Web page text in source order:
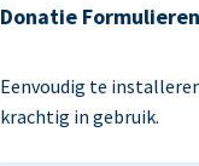
Donatie Formulieren
Eenvoudig te
krachtig in gebruik.